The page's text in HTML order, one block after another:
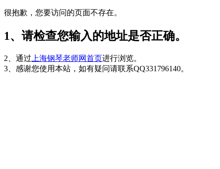
很抱歉，您要访问的页面不存在。
1、请检查您输入的地址是否正确。
2、通过 上海钢琴老师网首页进行浏览。
3、感谢您使用本站，如有疑问请联系QQ331796140。